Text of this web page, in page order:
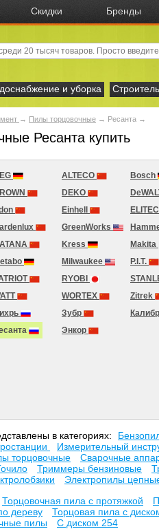
Скидки Бренды
и уборка
→ Пилы торцовочные → Ресанта →
Ресанта купить
ALTECO
Bosch
DEKO
Einhell
GreenWorks
Kress
Makita
Milwaukee
P.I.T.
RYOBI
WORTEX
Zitrek
Зубр
Калибр
Энкор
в категориях:
Измерительный
торцовочные Сварочные
Триммеры бензиновые
Электропилы
Торцовочная пила с протяжкой
дереву
Торцовая пила с
пилы
С диском 254